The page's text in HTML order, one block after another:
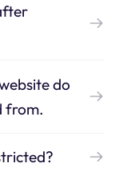
do
from.